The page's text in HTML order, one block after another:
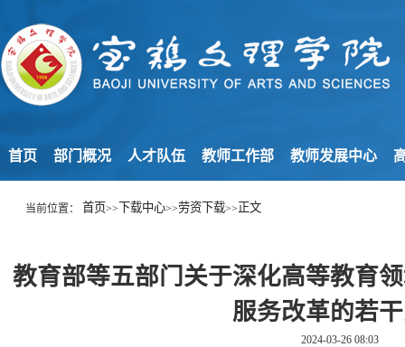
首页 部门概况 人才队伍 教师工作部 教师发展中心
当前位置： 首页>> 下载中心>>劳资下载>> 正文
教育部等五部门关于深化高等教育
服务改革的若
2024-03-26 08:03